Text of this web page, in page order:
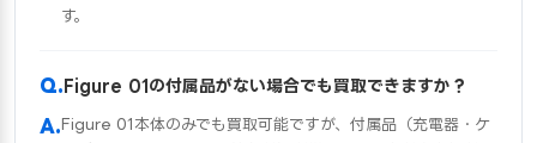
す。
Figure 01の付属品がない場合でも買取できますか？
Figure 01本体のみでも買取可能ですが、付属品（充電器・ケ